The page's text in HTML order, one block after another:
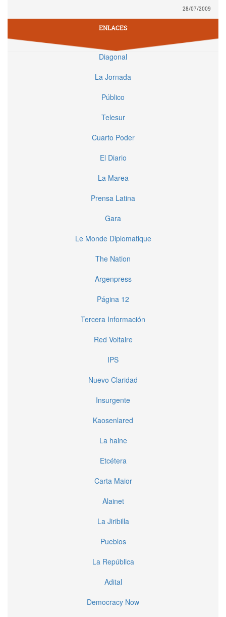
28/07/2009
ENLACES
Diagonal
La Jornada
Público
Telesur
Cuarto Poder
El Diario
La Marea
Prensa Latina
Gara
Le Monde Diplomatique
The Nation
Argenpress
Página 12
Tercera Información
Red Voltaire
IPS
Nuevo Claridad
Insurgente
Kaosenlared
La haine
Etcétera
Carta Maior
Alainet
La Jiribilla
Pueblos
La República
Adital
Democracy Now